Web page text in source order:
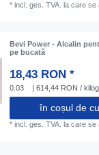
*incl. ges. TVA. la care se
Bevi Power - Аlcalin
pe bucată
18,43 RON *
0.03 | 614,44 RON /
în coșul de
*incl. ges. TVA. la care se